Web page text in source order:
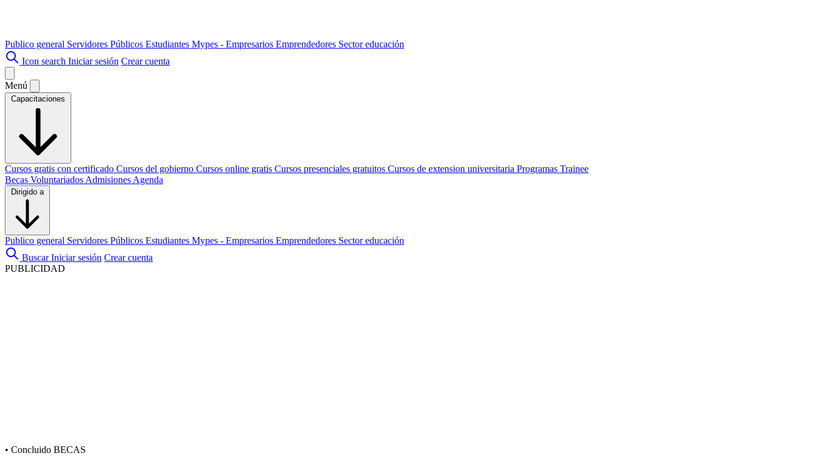
Publico general Servidores Públicos Estudiantes Mypes - Empresarios Emprendedores Sector educación
Icon search Iniciar sesión Crear cuenta
Menú
Capacitaciones
Cursos gratis con certificado Cursos del gobierno Cursos online gratis Cursos presenciales gratuitos Cursos de extension universitaria Programas Trainee
Becas Voluntariados Admisiones Agenda
Dirigido a
Publico general Servidores Públicos Estudiantes Mypes - Empresarios Emprendedores Sector educación
Buscar Iniciar sesión Crear cuenta
PUBLICIDAD
• Concluido BECAS